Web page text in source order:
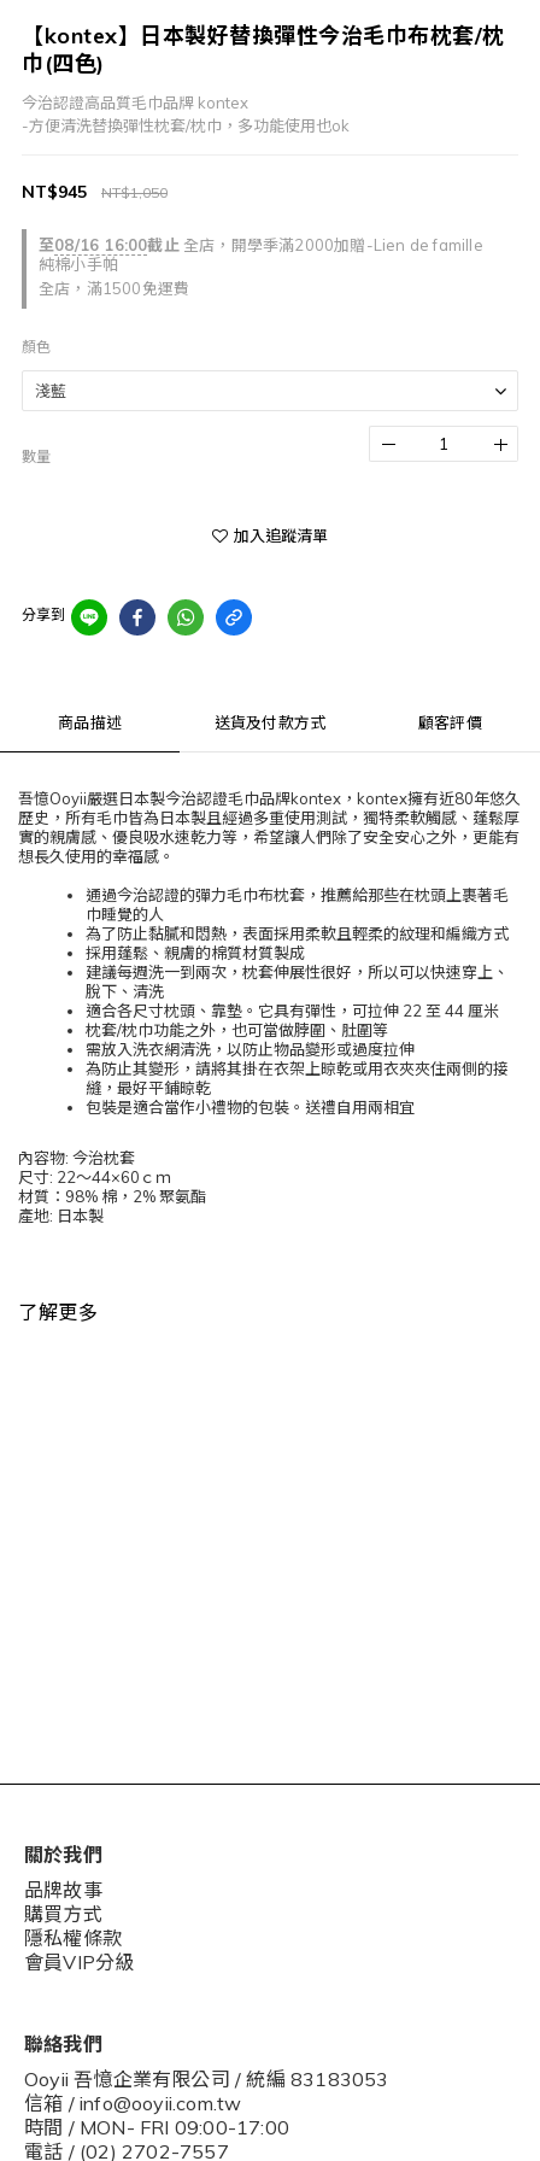
【kontex】日本製好替換彈性今治毛巾布枕套/枕
巾(四色)
今治認證高品質毛巾品牌 kontex
-方便清洗替換彈性枕套/枕巾，多功能使用也ok
至08/16 16:00截止 全店，開學季滿2000加贈-Lien de famille
純棉小手帕
全店，滿1500免運費
NT$1,050
NT$945
顏色
數量
加入追蹤清單
分享到
商品描述 送貨及付款方式 顧客評價
吾憶Ooyii嚴選日本製今治認證毛巾品牌kontex，kontex擁有近80年悠久
歷史，所有毛巾皆為日本製且經過多重使用測試，獨特柔軟觸感、蓬鬆厚
實的親膚感、優良吸水速乾力等，希望讓人們除了安全安心之外，更能有
想長久使用的幸福感。
通過今治認證的彈力毛巾布枕套，推薦給那些在枕頭上裹著毛
巾睡覺的人
為了防止黏膩和悶熱，表面採用柔軟且輕柔的紋理和編織方式
採用蓬鬆、親膚的棉質材質製成
建議每週洗一到兩次，枕套伸展性很好，所以可以快速穿上、
脫下、清洗
適合各尺寸枕頭、靠墊。它具有彈性，可拉伸 22 至 44 厘米
枕套/枕巾功能之外，也可當做脖圍、肚圍等
需放入洗衣網清洗，以防止物品變形或過度拉伸
為防止其變形，請將其掛在衣架上晾乾或用衣夾夾住兩側的接
縫，最好平鋪晾乾
包裝是適合當作小禮物的包裝。送禮自用兩相宜
內容物: 今治枕套
尺寸: 22～44×60ｃｍ
材質：98% 棉，2% 聚氨酯
產地: 日本製
了解更多
關於我們
品牌故事
購買方式
隱私權條款
會員VIP分級
聯絡我們
Ooyii 吾憶企業有限公司 / 統編 83183053
信箱 / info@ooyii.com.tw
時間 / MON- FRI 09:00-17:00
電話 / (02) 2702-7557